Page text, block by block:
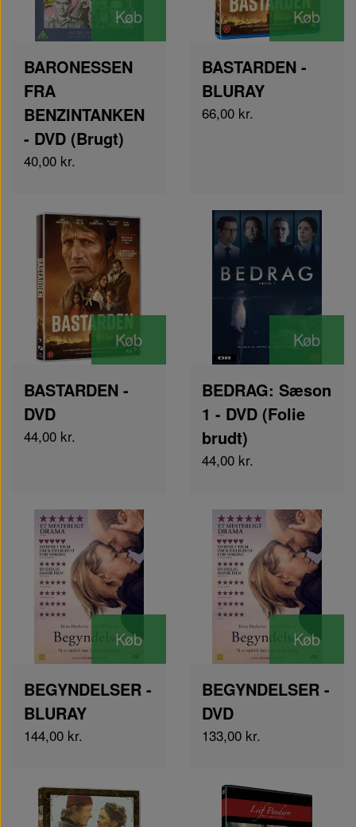
Køb
BARONESSEN
FRA
BENZINTANKEN
- DVD (Brugt)
40,00 kr.
Køb
BASTARDEN -
BLURAY
66,00 kr.
Køb
BASTARDEN -
DVD
44,00 kr.
Køb
BEDRAG: Sæson
1 - DVD (Folie
brudt)
44,00 kr.
Køb
BEGYNDELSER -
BLURAY
144,00 kr.
Køb
BEGYNDELSER -
DVD
133,00 kr.